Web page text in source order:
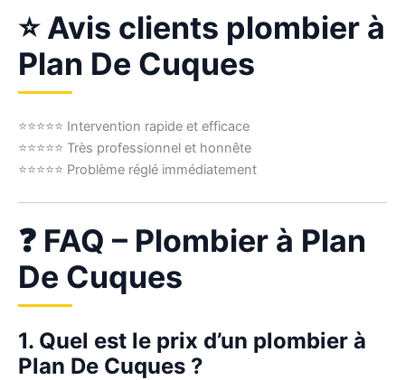
⭐ Avis clients plombier à
Plan De Cuques
⭐⭐⭐⭐⭐ Intervention rapide et efficace
⭐⭐⭐⭐⭐ Très professionnel et honnête
⭐⭐⭐⭐⭐ Problème réglé immédiatement
❓ FAQ – Plombier à Plan
De Cuques
1. Quel est le prix d’un plombier à
Plan De Cuques ?